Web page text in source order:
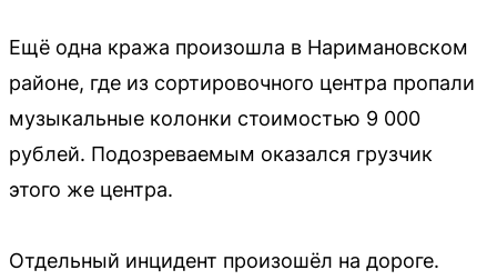
Ещё одна кража произошла в Наримановском
районе, где из сортировочного центра пропали
музыкальные колонки стоимостью 9 000
рублей. Подозреваемым оказался грузчик
этого же центра.
Отдельный инцидент произошёл на дороге.